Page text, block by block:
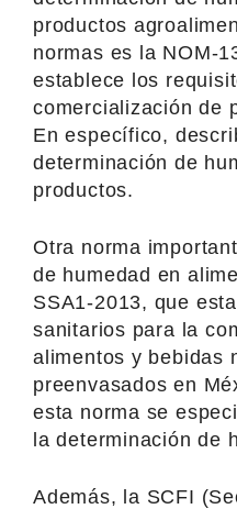
productos
normas es la NOM-
establece los
comercialización de
En específico,
determinación de
productos.
Otra norma
de humedad en
SSA1-2013, que
sanitarios para la
alimentos y bebidas
preenvasados en
esta norma se
la determinación de
Además, la SCFI